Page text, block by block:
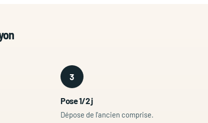
3
Pose 1/2 j
Dépose de l'ancien comprise.